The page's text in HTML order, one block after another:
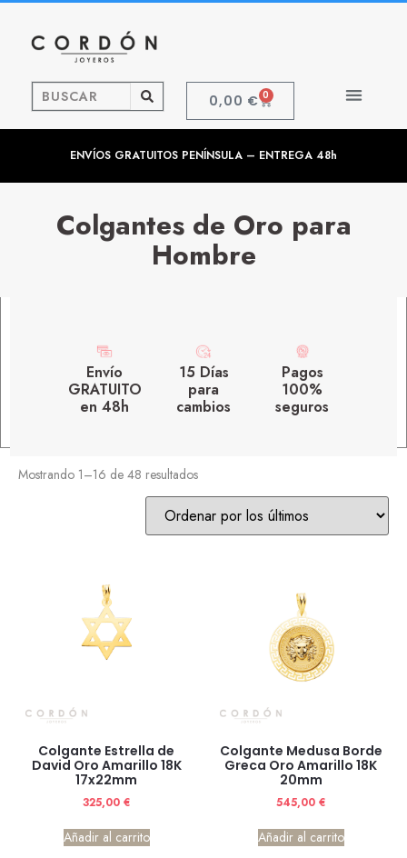
0,00 € 0
ENVÍOS GRATUITOS PENÍNSULA – ENTREGA 48h
Colgantes de Oro para
Hombre
Envío
GRATUITO
en 48h
15 Días
para
cambios
Pagos
100%
seguros
Mostrando 1–16 de 48 resultados
Colgante Estrella de
David Oro Amarillo 18K
17x22mm
325,00 €
Añadir al carrito
Colgante Medusa Borde
Greca Oro Amarillo 18K
20mm
545,00 €
Añadir al carrito